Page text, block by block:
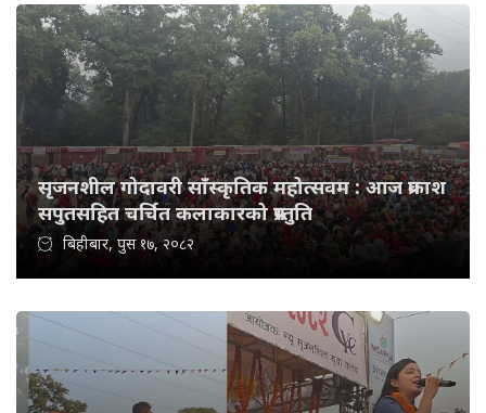
सृजनशील गोदावरी साँस्कृतिक महोत्सवम : आज प्रकाश
सपुतसहित चर्चित कलाकारको प्रस्तुति
बिहीबार, पुस १७, २०८२